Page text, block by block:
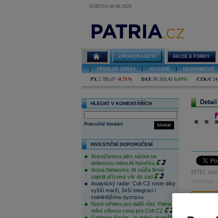
SOBOTA 08.08.2026
ZPRAVODAJSTVÍ AKCIE & FONDY
PŘEHLED ZPRÁV AKCIOVÉ EKONOMICKÉ
PX 2 785,07 -0,71% DAX 26 319,45 0,69% CZK/€
HLEDAT V KOMENTÁŘÍCH
hledat
Pokročilé hledání
INVESTIČNÍ DOPORUČENÍ
AstraZeneca jako sázka na
defenzivu mimo AI horečku
Arista Networks: AI může firmě
zajistit příznivý vítr do zad
Analytický radar: Colt CZ roste díky
vyšší marži, širší integraci i
stabilnějšímu byznysu
Nové střelivo pro další růst. Patria
mění cílovou cenu pro Colt CZ
MTEL
earnings